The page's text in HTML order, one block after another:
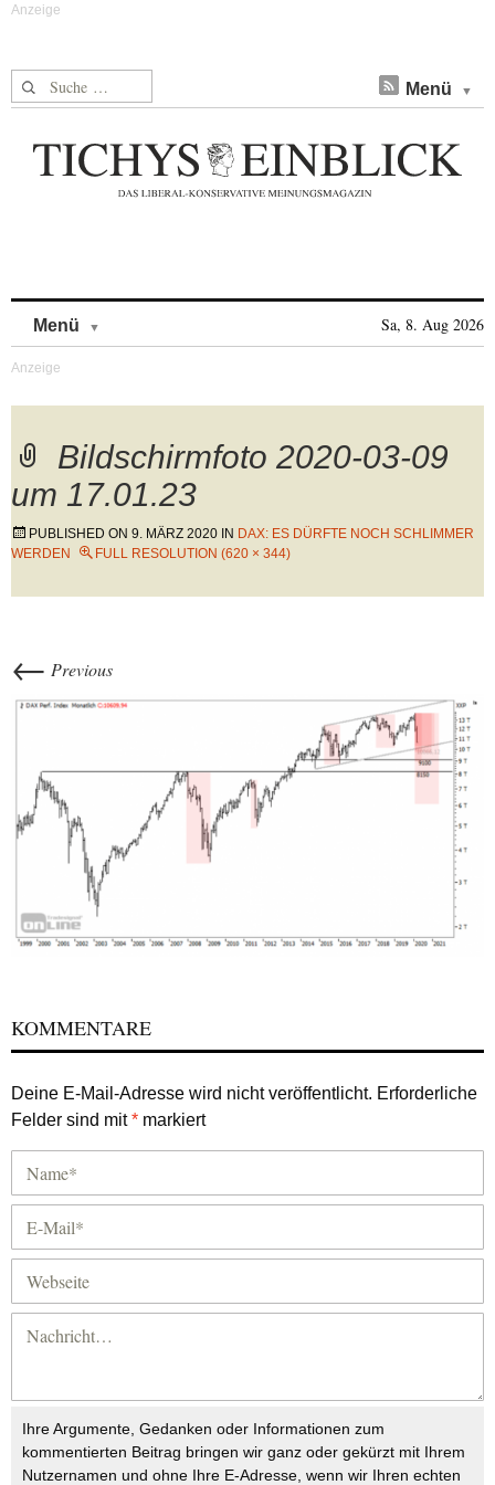
Suche nach: Menü
Menü Sa, 8. Aug 2026
Bildschirmfoto 2020-03-09
um 17.01.23
PUBLISHED ON 9. MÄRZ 2020 IN DAX: ES DÜRFTE NOCH SCHLIMMER
WERDEN
FULL RESOLUTION (620 × 344)
← Previous
KOMMENTARE
Deine E-Mail-Adresse wird nicht veröffentlicht. Erforderliche
Felder sind mit* markiert
Ihre Argumente, Gedanken oder Informationen zum
kommentierten Beitrag bringen wir ganz oder gekürzt mit Ihrem
Nutzernamen und ohne Ihre E-Adresse, wenn wir Ihren echten